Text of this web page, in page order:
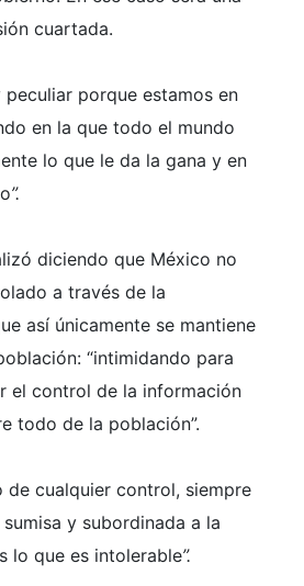
cuartada.
porque estamos en
en la que todo el mundo
lo que le da la gana y en
”.
diciendo que México no
a través de la
así únicamente se mantiene
“intimidando para
el control de la información
todo de la población”.
cualquier control, siempre
y subordinada a la
lo que es intolerable”.